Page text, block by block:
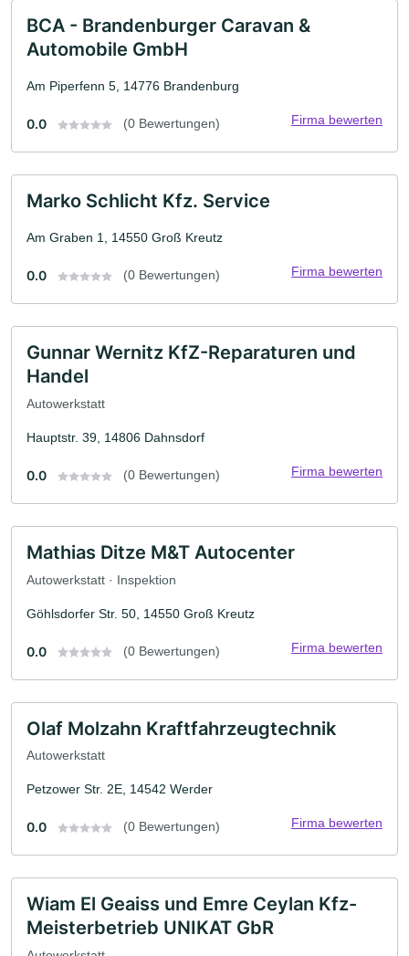
BCA - Brandenburger Caravan &
Automobile GmbH
Am Piperfenn 5, 14776 Brandenburg
0.0 (0 Bewertungen) Firma bewerten
Marko Schlicht Kfz. Service
Am Graben 1, 14550 Groß Kreutz
0.0 (0 Bewertungen) Firma bewerten
Gunnar Wernitz KfZ-Reparaturen und
Handel
Autowerkstatt
Hauptstr. 39, 14806 Dahnsdorf
0.0 (0 Bewertungen) Firma bewerten
Mathias Ditze M&T Autocenter
Autowerkstatt · Inspektion
Göhlsdorfer Str. 50, 14550 Groß Kreutz
0.0 (0 Bewertungen) Firma bewerten
Olaf Molzahn Kraftfahrzeugtechnik
Autowerkstatt
Petzower Str. 2E, 14542 Werder
0.0 (0 Bewertungen) Firma bewerten
Wiam El Geaiss und Emre Ceylan Kfz-
Meisterbetrieb UNIKAT GbR